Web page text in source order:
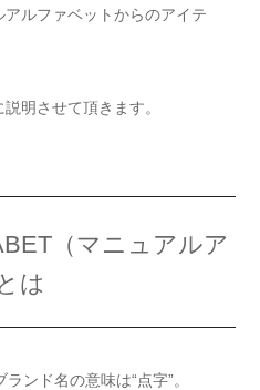
ルファベットからのアイテ
明させて頂きます。
（マニュアルア
は
ンド名の意味は“点字”。